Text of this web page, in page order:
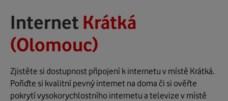
Internet Krátká
(Olomouc)
Zjistěte si dostupnost připojení k internetu v místě Krátká.
Pořiďte si kvalitní pevný internet na doma či si ověřte
pokrytí vysokorychlostního internetu a televize v místě